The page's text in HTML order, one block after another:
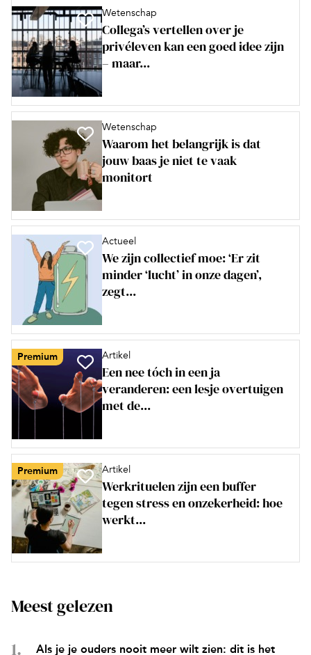
Wetenschap
Collega’s vertellen over je
privéleven kan een goed idee zijn
– maar...
Wetenschap
Waarom het belangrijk is dat
jouw baas je niet te vaak
monitort
Actueel
We zijn collectief moe: ‘Er zit
minder ‘lucht’ in onze dagen’,
zegt...
Premium Artikel
Een nee tóch in een ja
veranderen: een lesje overtuigen
met de...
Premium Artikel
Werkrituelen zijn een buffer
tegen stress en onzekerheid: hoe
werkt...
Meest gelezen
Als je je ouders nooit meer wilt zien: dit is het